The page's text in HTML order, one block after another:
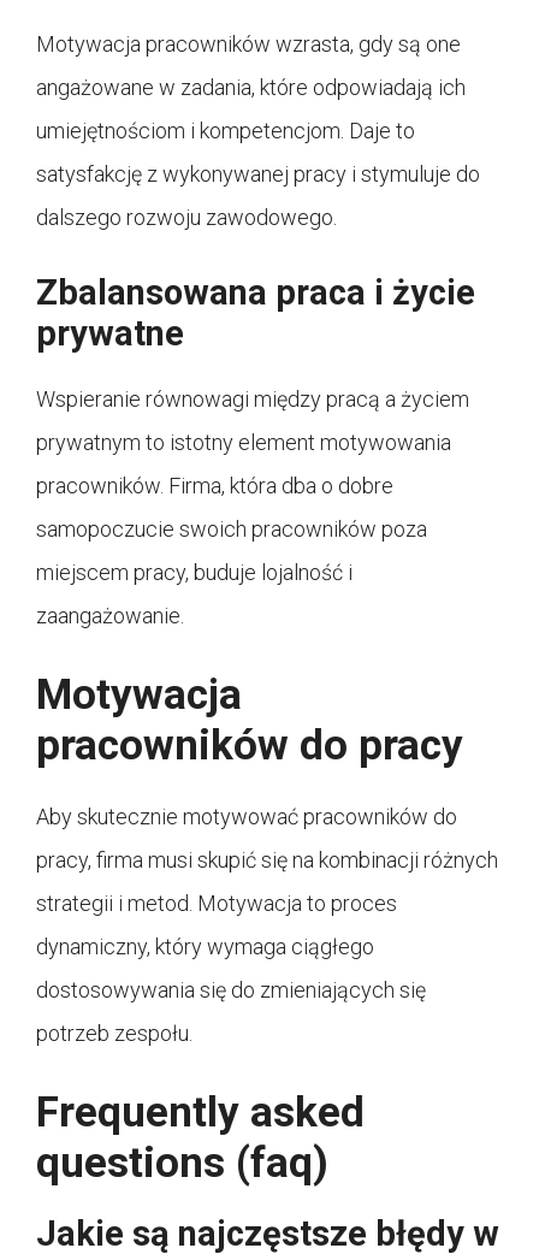
Motywacja pracowników wzrasta, gdy są one
angażowane w zadania, które odpowiadają ich
umiejętnościom i kompetencjom. Daje to
satysfakcję z wykonywanej pracy i stymuluje do
dalszego rozwoju zawodowego.
Zbalansowana praca i życie
prywatne
Wspieranie równowagi między pracą a życiem
prywatnym to istotny element motywowania
pracowników. Firma, która dba o dobre
samopoczucie swoich pracowników poza
miejscem pracy, buduje lojalność i
zaangażowanie.
Motywacja
pracowników do pracy
Aby skutecznie motywować pracowników do
pracy, firma musi skupić się na kombinacji różnych
strategii i metod. Motywacja to proces
dynamiczny, który wymaga ciągłego
dostosowywania się do zmieniających się
potrzeb zespołu.
Frequently asked
questions (faq)
Jakie są najczęstsze błędy w